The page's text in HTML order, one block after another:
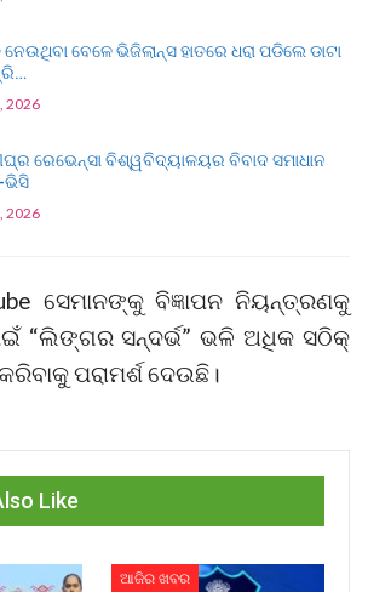
ନେଉଥିବା ବେଳେ ଭିଜିଲାନ୍ସ ହାତରେ ଧରା ପଡିଲେ ଡାଟା
2026
ରେଭେନ୍ସା ବିଶ୍ୱବିଦ୍ୟାଳୟର ବିବାଦ ସମାଧାନ
ଭିସି
2026
ସେମାନଙ୍କୁ ବିଜ୍ଞାପନ ନିୟନ୍ତ୍ରଣକୁ
“ଲିଙ୍ଗର ସନ୍ଦର୍ଭ” ଭଳି ଅଧିକ ସଠିକ୍
ପରାମର୍ଶ ଦେଉଛି।
Like
ଆଜିର ଖବର